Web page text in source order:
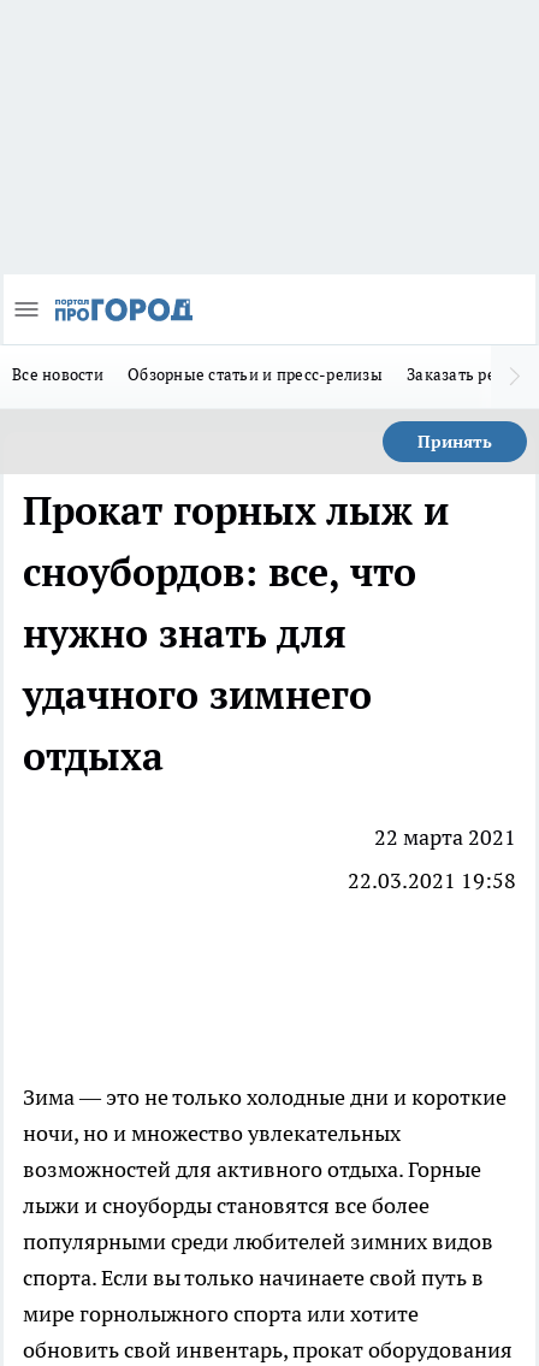
Все новости Обзорные статьи и пресс-релизы Заказать
Принять
Прокат горных лыж и
сноубордов: все, что
нужно знать для
удачного зимнего
отдыха
22 марта 2021
22.03.2021 19:58
Зима — это не только холодные дни и короткие
ночи, но и множество увлекательных
возможностей для активного отдыха. Горные
лыжи и сноуборды становятся все более
популярными среди любителей зимних видов
спорта. Если вы только начинаете свой путь в
мире горнолыжного спорта или хотите
обновить свой инвентарь,прокат оборудования